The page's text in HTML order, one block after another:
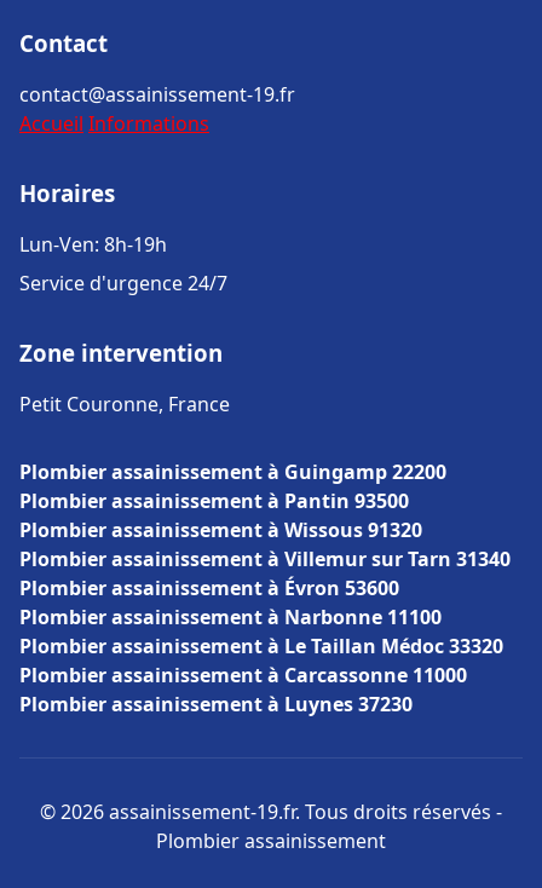
Contact
contact@assainissement-19.fr
Accueil Informations
Horaires
Lun-Ven: 8h-19h
Service d'urgence 24/7
Zone intervention
Petit Couronne, France
Plombier assainissement à Guingamp 22200
Plombier assainissement à Pantin 93500
Plombier assainissement à Wissous 91320
Plombier assainissement à Villemur sur Tarn 31340
Plombier assainissement à Évron 53600
Plombier assainissement à Narbonne 11100
Plombier assainissement à Le Taillan Médoc 33320
Plombier assainissement à Carcassonne 11000
Plombier assainissement à Luynes 37230
© 2026 assainissement-19.fr. Tous droits réservés -
Plombier assainissement